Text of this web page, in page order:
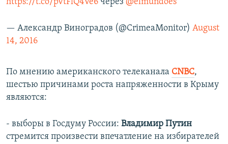
https://t.co/pVtFlQ4Ve6 через @elmundoes
— Александр Виноградов (@CrimeaMonitor) August
14, 2016
По мнению американского телеканала CNBC,
шестью причинами роста напряженности в Крыму
являются:
- выборы в Госдуму России: Владимир Путин
стремится произвести впечатление на избирателей